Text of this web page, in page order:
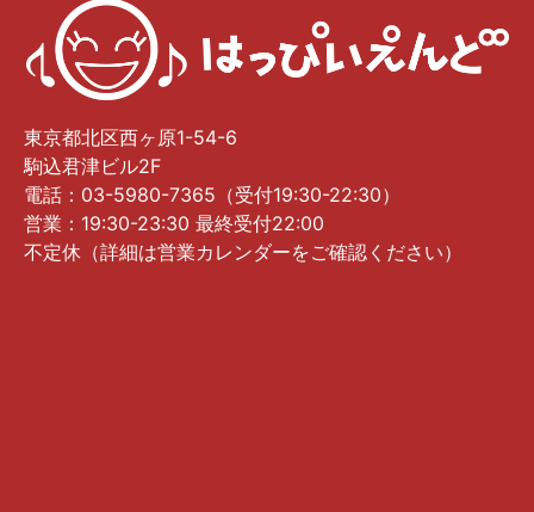
東京都北区西ヶ原1-54-6
駒込君津ビル2F
電話：03-5980-7365（受付19:30-22:30）
営業：19:30-23:30 最終受付22:00
不定休（詳細は営業カレンダーをご確認ください）